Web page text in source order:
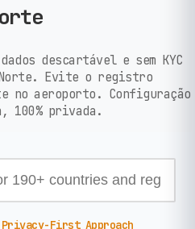
descartável e sem KYC
Norte. Evite o registro
no aeroporto. Configuração
100% privada.
Privacy-First Approach